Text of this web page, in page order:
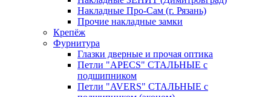
Накладные Про-Сам (г. Рязань)
Прочие накладные замки
Крепёж
Фурнитура
Глазки дверные и прочая оптика
Петли "APECS" СТАЛЬНЫЕ с
подшипником
Петли "AVERS" СТАЛЬНЫЕ с